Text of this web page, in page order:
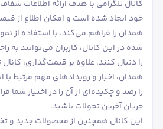
کانال تلگرامی با هدف ارائه اطلاعات
خود ایجاد شده است و امکان اطلاع از
همدان را فراهم می‌کند. با استفاده از
شده در این کانال، کاربران می‌توانند به
را دنبال کنند. علاوه بر قیمت‌گذاری،
همدان، اخبار و رویدادهای مهم مرتبط با
را رصد و چکیده‌ای از آن را در اختیار شما
جریان آخرین تحولات باشید.
این کانال همچنین از محصولات جدید و